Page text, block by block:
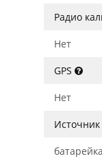
Радио
Нет
GPS
Нет
батарейка